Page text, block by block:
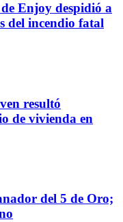
Enjoy despidió a
del incendio fatal
resultó
de vivienda en
del 5 de Oro;